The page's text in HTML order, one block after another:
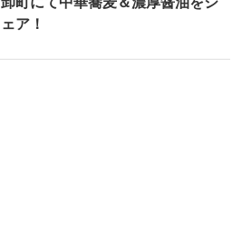
ェア！